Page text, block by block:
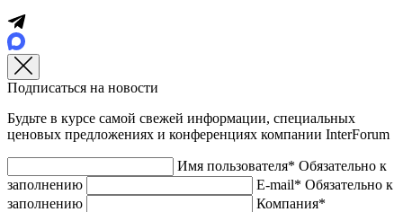
Подписаться на новости
Будьте в курсе самой свежей информации, специальных
ценовых предложениях и конференциях компании InterForum
Имя пользователя* Обязательно к
заполнению
E-mail* Обязательно к
заполнению
Компания*